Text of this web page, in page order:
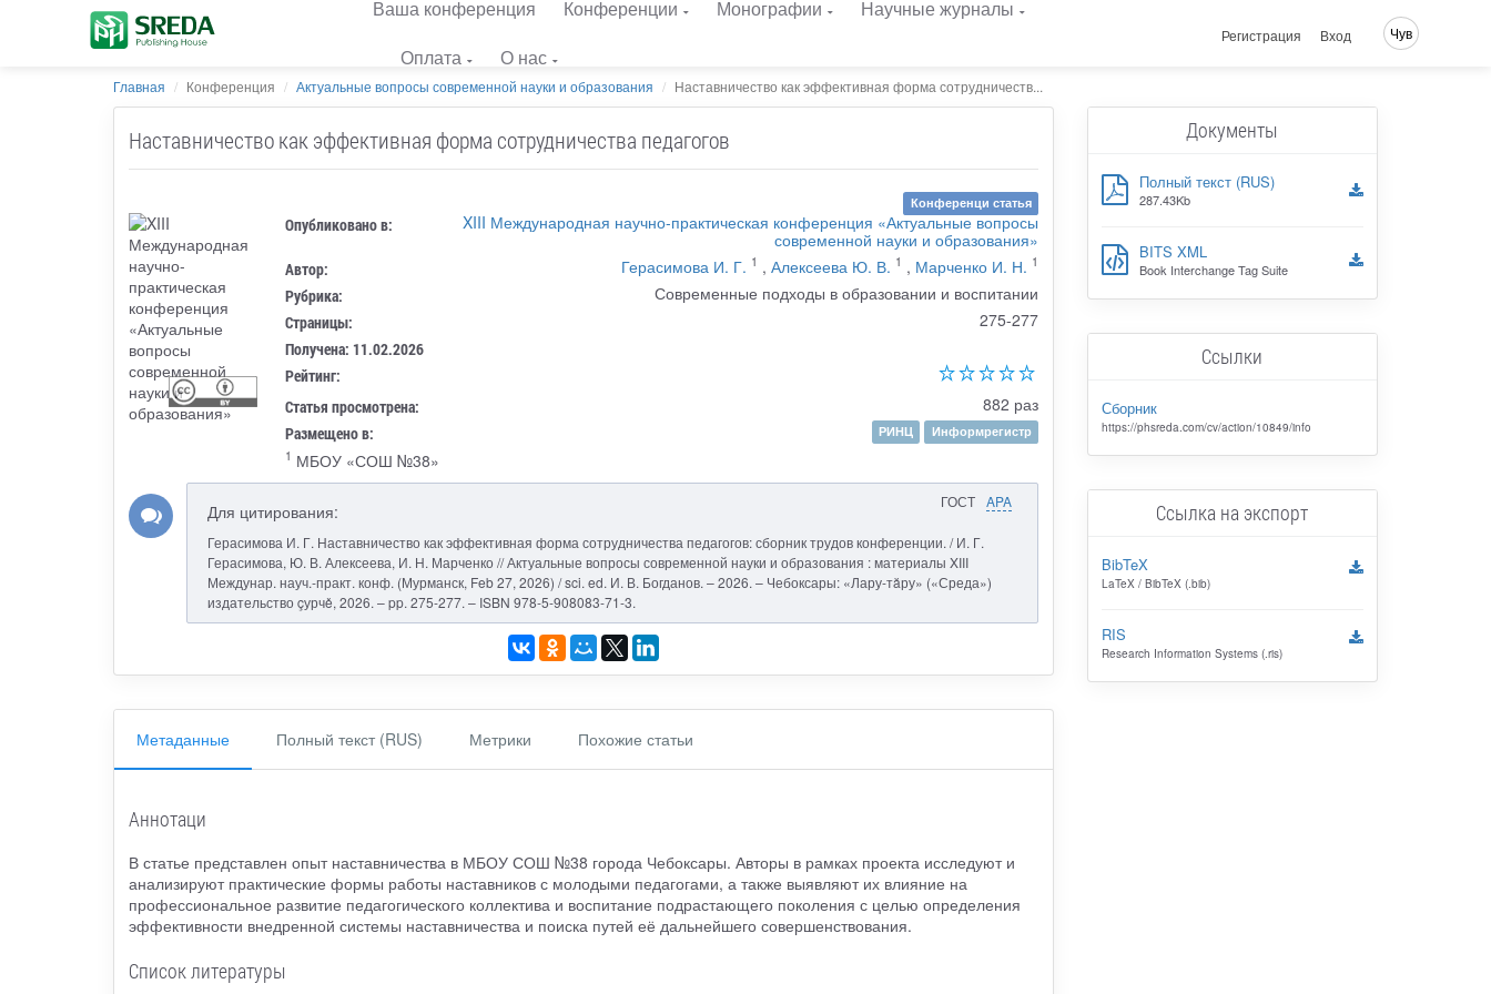
Ваша конференция Конференции Монографии
Научные журналы
Оплата
О нас
Регистрация Вход Чув
Главная Конференция Актуальные вопросы современной науки и образования Наставничество как эффективная форма сотрудничеств...
Наставничество как эффективная форма сотрудничества педагогов
Конференци статья
Опубликовано в:
XIII Международная научно-практическая конференция «Актуальные вопросы
современной науки и образования»
Автор: Герасимова И. Г. 1 , Алексеева Ю. В. 1 , Марченко И. Н. 1
Рубрика: Современные подходы в образовании и воспитании
Страницы: 275-277
Получена: 11.02.2026
Рейтинг:
Статья просмотрена:
882 раз
Размещено в: РИНЦ
Информрегистр
1 МБОУ «СОШ №38»
ГОСТ APA
Для цитирования:
Герасимова И. Г. Наставничество как эффективная форма сотрудничества педагогов: сборник трудов конференции. / И. Г.
Герасимова, Ю. В. Алексеева, И. Н. Марченко // Актуальные вопросы современной науки и образования : материалы XIII
Междунар. науч.-практ. конф. (Мурманск, Feb 27, 2026) / sci. ed. И. В. Богданов. – 2026. – Чебоксары: «Лару-тăру» («Среда»)
издательство çурчě, 2026. – pp. 275-277. – ISBN 978-5-908083-71-3.
Метаданные Полный текст (RUS) Метрики Похожие статьи
Аннотаци
В статье представлен опыт наставничества в МБОУ СОШ №38 города Чебоксары. Авторы в рамках проекта исследуют и
анализируют практические формы работы наставников с молодыми педагогами, а также выявляют их влияние на
профессиональное развитие педагогического коллектива и воспитание подрастающего поколения с целью определения
эффективности внедренной системы наставничества и поиска путей её дальнейшего совершенствования.
Список литературы
Документы
Полный текст (RUS)
287.43Kb
BITS XML
Book Interchange Tag Suite
Ссылки
Сборник
https://phsreda.com/cv/action/10849/info
Ссылка на экспорт
BibTeX
LaTeX / BibTeX (.bib)
RIS
Research Information Systems (.ris)